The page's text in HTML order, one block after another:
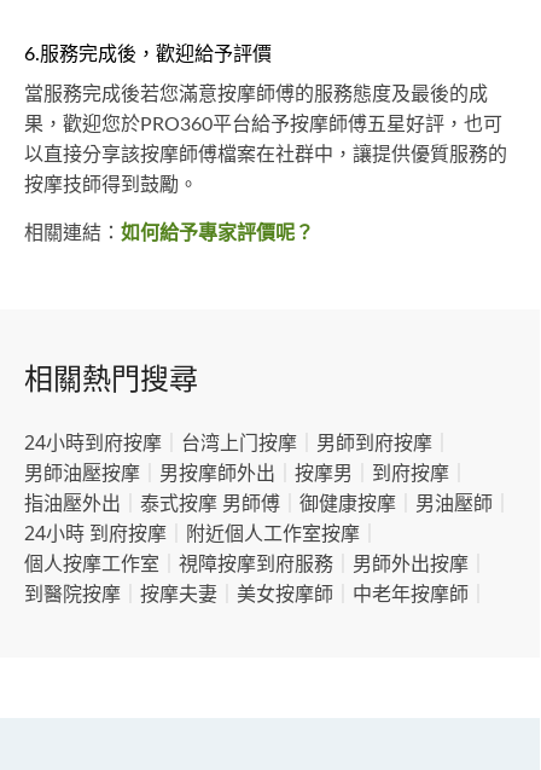
6.服務完成後，歡迎給予評價
當服務完成後若您滿意按摩師傅的服務態度及最後的成
果，歡迎您於PRO360平台給予按摩師傅五星好評，也可
以直接分享該按摩師傅檔案在社群中，讓提供優質服務的
按摩技師得到鼓勵。
相關連結： 如何給予專家評價呢？
相關熱門搜尋
24小時到府按摩 台湾上门按摩 男師到府按摩
男師油壓按摩
男按摩師外出 按摩男 到府按摩
指油壓外出
泰式按摩 男師傅 御健康按摩 男油壓師
24小時 到府按摩
附近個人工作室按摩
個人按摩工作室
視障按摩到府服務 男師外出按摩
到醫院按摩
按摩夫妻 美女按摩師 中老年按摩師